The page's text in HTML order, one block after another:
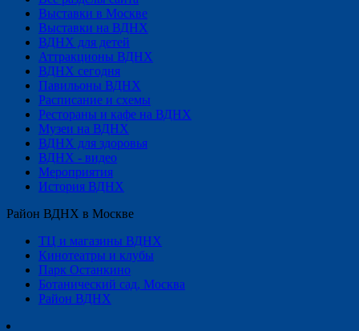
Выставки в Москве
Выставки на ВДНХ
ВДНХ для детей
Аттракционы ВДНХ
ВДНХ сегодня
Павильоны ВДНХ
Расписание и схемы
Рестораны и кафе на ВДНХ
Музеи на ВДНХ
ВДНХ для здоровья
ВДНХ - видео
Мероприятия
История ВДНХ
Район ВДНХ в Москве
ТЦ и магазины ВДНХ
Кинотеатры и клубы
Парк Останкино
Ботанический сад, Москва
Район ВДНХ